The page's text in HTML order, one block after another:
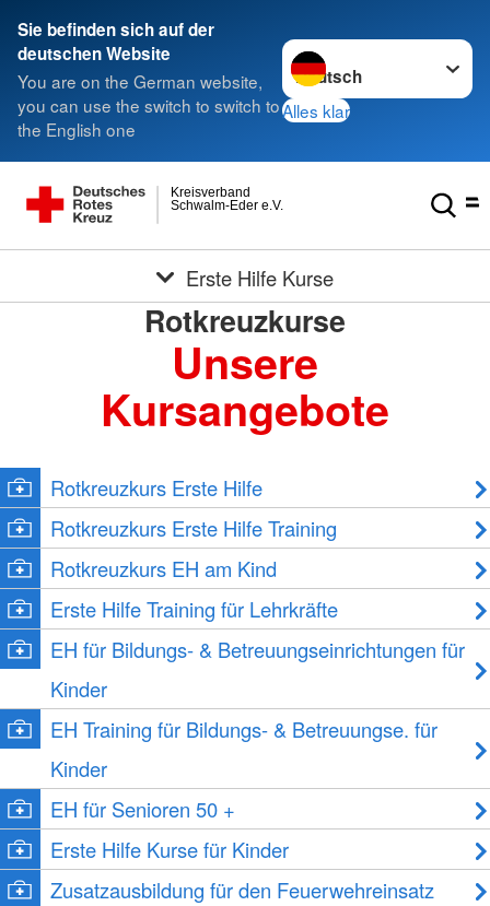
Sie befinden sich auf der
deutschen Website
You are on the German website,
you can use the switch to switch to
the English one
Sprache wechseln zu
Alles klar
Schwalm-Eder e.V.
Kreisverband
Erste Hilfe Kurse
Rotkreuzkurse
Unsere
Kursangebote
Rotkreuzkurs Erste Hilfe
Rotkreuzkurs Erste Hilfe Training
Rotkreuzkurs EH am Kind
Erste Hilfe Training für Lehrkräfte
EH für Bildungs- & Betreuungseinrichtungen für
Kinder
EH Training für Bildungs- & Betreuungse. für
Kinder
EH für Senioren 50 +
Erste Hilfe Kurse für Kinder
Zusatzausbildung für den Feuerwehreinsatz